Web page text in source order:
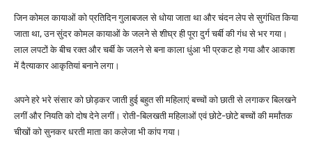
जिन कोमल कायाओं को प्रतिदिन गुलाबजल से धोया जाता था और चंदन लेप से सुगंधित किया
जाता था, उन सुंदर कोमल कायाओं के जलने से शीघ्र ही पूरा दुर्ग चर्बी की गंध से भर गया।
लाल लपटों के बीच रक्त और चर्बी के जलने से बना काला धुंआ भी प्रकट हो गया और आकाश
में दैत्याकार आकृतियां बनाने लगा।
अपने हरे भरे संसार को छोड़कर जाती हुई बहुत सी महिलाएं बच्चों को छाती से लगाकर बिलखने
लगीं और नियति को दोष देने लगीं। रोती-बिलखती महिलाओं एवं छोटे-छोटे बच्चों की मर्मांतक
चीखों को सुनकर धरती माता का कलेजा भी कांप गया।